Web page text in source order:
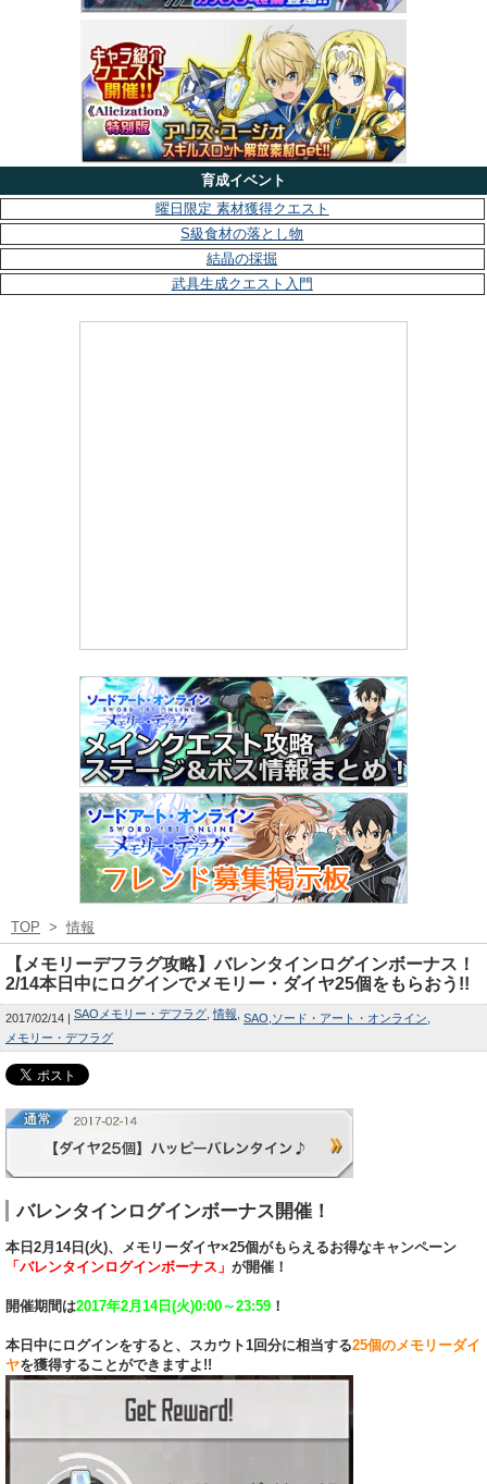
育成イベント
曜日限定 素材獲得クエスト
S級食材の落とし物
結晶の採掘
武具生成クエスト入門
TOP > 情報
【メモリーデフラグ攻略】バレンタインログインボーナス！
2/14本日中にログインでメモリー・ダイヤ25個をもらおう!!
2017/02/14 SAOメモリー・デフラグ 情報 SAO ソード・アート・オンライン
メモリー・デフラグ
バレンタインログインボーナス開催！
本日2月14日(火)、メモリーダイヤ×25個がもらえるお得なキャンペーン
「バレンタインログインボーナス」 が開催！
開催期間は2017年2月14日(火)0:00～23:59 ！
本日中にログインをすると、スカウト1回分に相当する25個のメモリーダイ
ヤを獲得することができますよ!!